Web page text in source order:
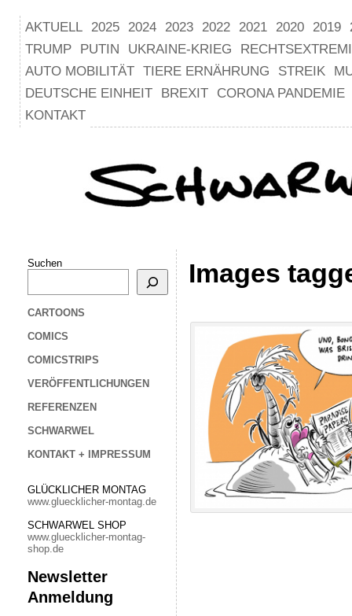
AKTUELL 2025 2024 2023 2022 2021 2020 2019
TRUMP
PUTIN UKRAINE-KRIEG
AUTO MOBILITÄT TIERE ERNÄHRUNG STREIK
DEUTSCHE EINHEIT
BREXIT
CORONA PANDEMIE
KONTAKT
Suchen
CARTOONS
COMICS
COMICSTRIPS
VERÖFFENTLICHUNGEN
REFERENZEN
SCHWARWEL
KONTAKT + IMPRESSUM
GLÜCKLICHER MONTAG
www.gluecklicher-montag.de
SCHWARWEL SHOP
www.gluecklicher-montag-
shop.de
Newsletter
Anmeldung
Images